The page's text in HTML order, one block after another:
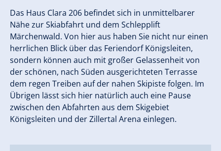
Das Haus Clara 206 befindet sich in unmittelbarer
Nähe zur Skiabfahrt und dem Schlepplift
Märchenwald. Von hier aus haben Sie nicht nur einen
herrlichen Blick über das Feriendorf Königsleiten,
sondern können auch mit großer Gelassenheit von
der schönen, nach Süden ausgerichteten Terrasse
dem regen Treiben auf der nahen Skipiste folgen. Im
Übrigen lässt sich hier natürlich auch eine Pause
zwischen den Abfahrten aus dem Skigebiet
Königsleiten und der Zillertal Arena einlegen.